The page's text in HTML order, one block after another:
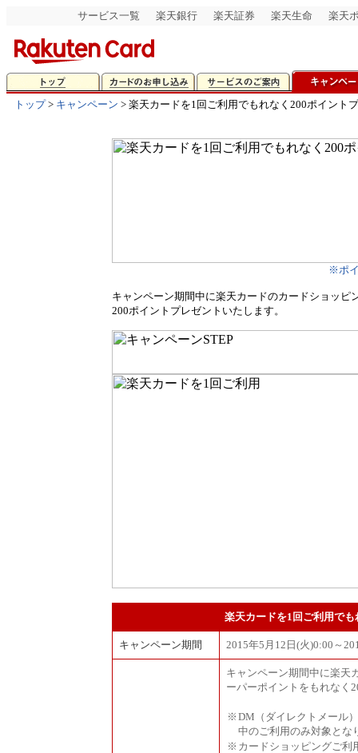
サービス一覧 楽天銀行 楽天証券 楽天生命 楽天
トップ> キャンペーン > 楽天カードを1回ご利用でもれなく200ポイント
※ポ
キャンペーン期間中に楽天カードのカードショッ
200ポイントプレゼントいたします。
楽天カードを1回ご利用で
キャンペーン期間 2015年5月12日(火)0:00～
キャンペーン期間中に楽天
ーパーポイントをもれなく
※ DM（ダイレクトメール
中のご利用のみ対象とな
※ カードショッピングご利